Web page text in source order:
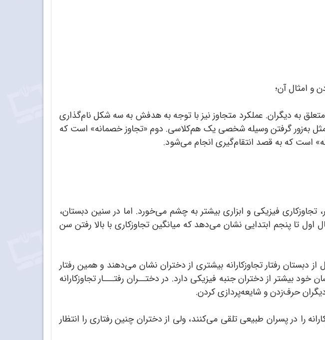
به دیگران. عملکرد متجاوز نیز با توجه به هدفش به سه شکل نام‌گذاری
به‌زور گرفتن وسیله شخصی یک هم‌کلاسی. دوم «تجاوز خصمانه» است که
است که به قصد انتقام‌گیری انجام می‌شود.
فیزیکی و ابزاری بیشتر به چشم می‌خورد. اما در سنین دبستان،
تا پنجم ابتدایی نشان می‌دهد که میانگین تجاوزکاری با بالا رفتن سن
رفتار تجاوزکارانه بیشتری از دختران نشان می‌دهند و همین رفتار
خود بیشتر از دختران جنبه فیزیکی دارد. در دختــران رفتـــار تجاوزکارانه
حرف‌زدن و شایعه‌پردازی کردن.
را در پسران طبیعی تلقی می‌کنند، ولی از دختران چنین رفتاری را انتظار